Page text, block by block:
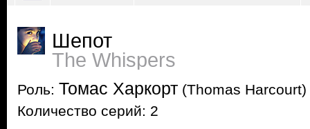
Шепот
The Whispers
Роль: Томас Харкорт (Thomas Harcourt)
Количество серий: 2